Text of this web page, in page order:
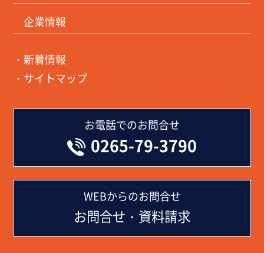
企業情報
・新着情報
・サイトマップ
お電話でのお問合せ
0265-79-3790
WEBからのお問合せ
お問合せ・資料請求